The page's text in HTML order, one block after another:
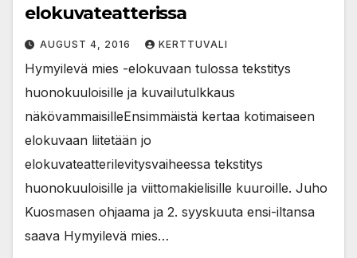
elokuvateatterissa
AUGUST 4, 2016 KERTTUVALI
Hymyilevä mies -elokuvaan tulossa tekstitys
huonokuuloisille ja kuvailutulkkaus
näkövammaisilleEnsimmäistä kertaa kotimaiseen
elokuvaan liitetään jo
elokuvateatterilevitysvaiheessa tekstitys
huonokuuloisille ja viittomakielisille kuuroille. Juho
Kuosmasen ohjaama ja 2. syyskuuta ensi-iltansa
saava Hymyilevä mies…